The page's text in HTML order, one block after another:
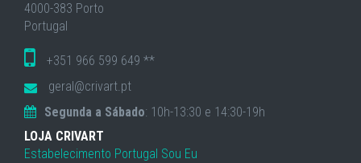
4000-383 Porto
Portugal
+351 966 599 649 **
geral@crivart.pt
Segunda a Sábado: 10h-13:30 e 14:30-19h
LOJA CRIVART
Estabelecimento Portugal Sou Eu